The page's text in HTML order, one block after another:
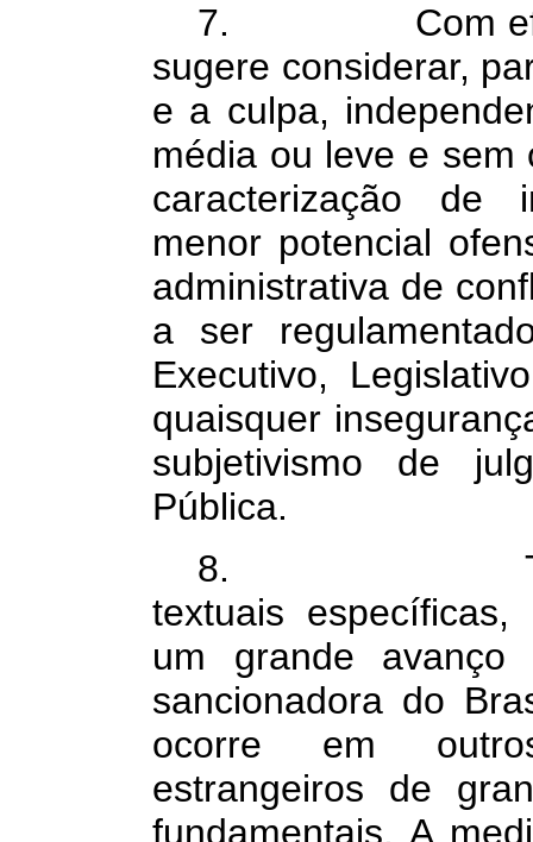
7.
Com
sugere considerar,
e a culpa,
média ou leve e sem
caracterização de
menor potencial
administrativa de
a ser
Executivo,
quaisquer
subjetivismo de
Pública.
8.
textuais
um grande avanço
sancionadora do
ocorre em
estrangeiros de
fundamentais. A